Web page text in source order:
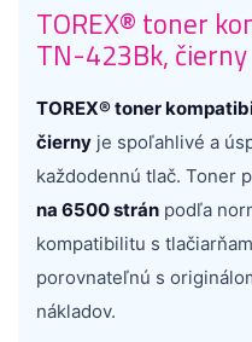
TOREX® toner
TN-423Bk, čierny
TOREX® toner
čierny je spoľahlivé a
každodennú tlač. Toner
na 6500 strán podľa
kompatibilitu s
porovnateľnú s
nákladov.